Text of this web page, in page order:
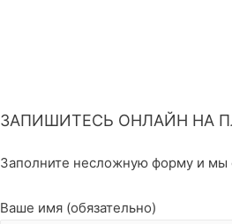
ЗАПИШИТЕСЬ ОНЛАЙН НА
Заполните несложную форму и мы
Ваше имя (обязательно)